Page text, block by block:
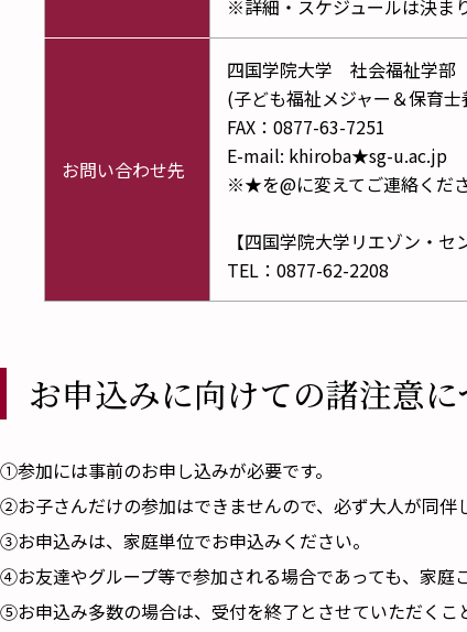
※詳細・スケジュールは決ま
お問い合わせ先
四国学院大学 社会福祉学
(子ども福祉メジャー＆保育
FAX：0877-63-7251
E-mail: khiroba★sg-u.ac.jp
※★を@に変えてご連絡くださ
【四国学院大学リエゾン・セ
TEL：0877-62-2208
お申込みに向けての諸注意に
①参加には事前のお申し込みが必要です。
②お子さんだけの参加はできませんので、必ず大人が同伴
③お申込みは、家庭単位でお申込みください。
④お友達やグループ等で参加される場合であっても、家庭
⑤お申込み多数の場合は、受付を終了とさせていただくこ